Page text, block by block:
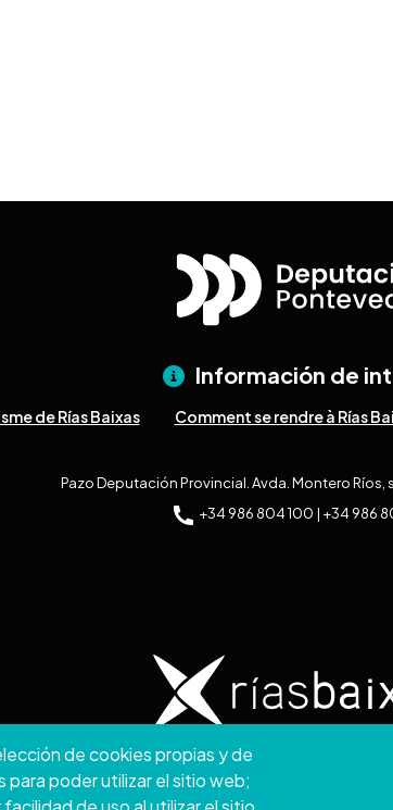
de cookies propias y de
poder utilizar el sitio web;
Información de
de Rías Baixas Comment se rendre à Rías
Pazo Deputación Provincial. Avda. Montero Ríos,
+34 986 804 100 | +34 986
© 2026. Conseil provincial de